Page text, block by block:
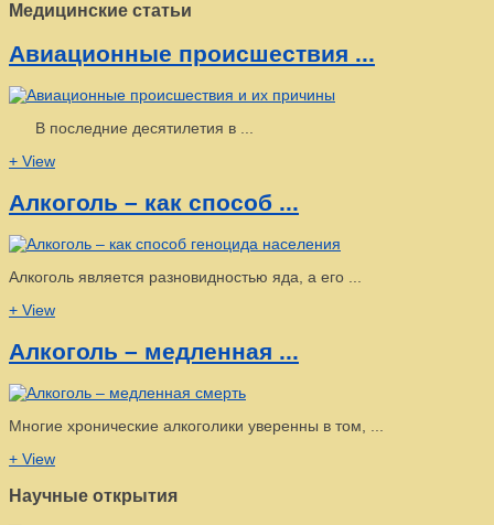
Медицинские статьи
Авиационные происшествия ...
В последние десятилетия в ...
+ View
Алкоголь – как способ ...
Алкоголь является разновидностью яда, а его ...
+ View
Алкоголь – медленная ...
Многие хронические алкоголики уверенны в том, ...
+ View
Научные открытия